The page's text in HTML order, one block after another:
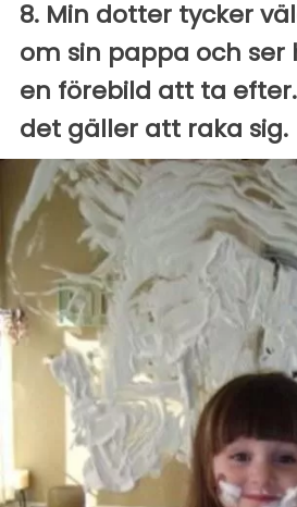
8. Min dotter tycker
om sin pappa och ser
en förebild att ta
det gäller att raka sig.